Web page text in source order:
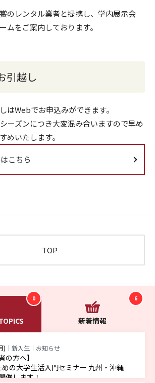
のレンタル業者と提携し、学内展示会
ムをご案内しております。
引越し
はWebでお申込みができます。
ーズンにつき大変混み合いますので早め
めいたします。
こちら
TOP
0
新着情報
6
) ｜新入生｜お知らせ
の方へ】
の大学生活入門セミナー 九州・沖縄
催します！